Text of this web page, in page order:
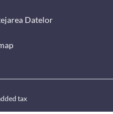
Datelor
tax